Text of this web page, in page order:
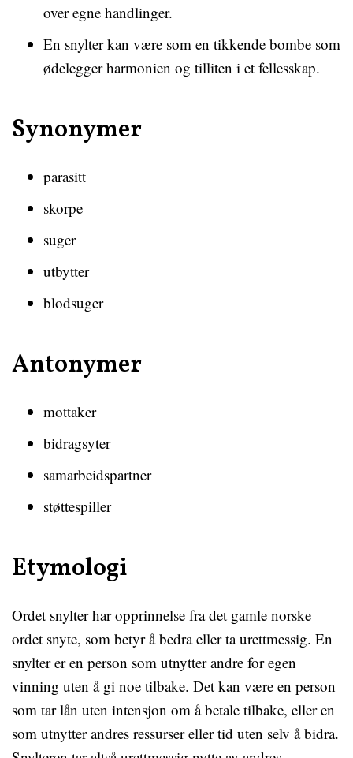
over egne handlinger.
En snylter kan være som en tikkende bombe som
ødelegger harmonien og tilliten i et fellesskap.
Synonymer
parasitt
skorpe
suger
utbytter
blodsuger
Antonymer
mottaker
bidragsyter
samarbeidspartner
støttespiller
Etymologi
Ordet snylter har opprinnelse fra det gamle norske
ordet snyte, som betyr å bedra eller ta urettmessig. En
snylter er en person som utnytter andre for egen
vinning uten å gi noe tilbake. Det kan være en person
som tar lån uten intensjon om å betale tilbake, eller en
som utnytter andres ressurser eller tid uten selv å bidra.